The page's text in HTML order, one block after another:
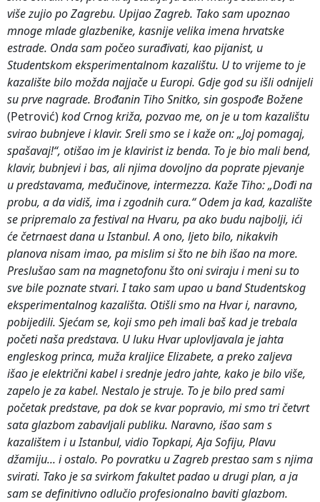
više zujio po Zagrebu. Upijao Zagreb. Tako sam upoznao
mnoge mlade glazbenike, kasnije velika imena hrvatske
estrade. Onda sam počeo surađivati, kao pijanist, u
Studentskom eksperimentalnom kazalištu. U to vrijeme to je
kazalište bilo možda najjače u Europi. Gdje god su išli odnijeli
su prve nagrade. Brođanin Tiho Snitko, sin gospođe Božene
(Petrović)kod Crnog križa, pozvao me, on je u tom kazalištu
svirao bubnjeve i klavir. Sreli smo se i kaže on: „Joj pomagaj,
spašavaj!“, otišao im je klavirist iz benda. To je bio mali bend,
klavir, bubnjevi i bas, ali njima dovoljno da poprate pjevanje
u predstavama, međučinove, intermezza. Kaže Tiho: „Dođi na
probu, a da vidiš, ima i zgodnih cura.“ Odem ja kad, kazalište
se pripremalo za festival na Hvaru, pa ako budu najbolji, ići
će četrnaest dana u Istanbul. A ono, ljeto bilo, nikakvih
planova nisam imao, pa mislim si što ne bih išao na more.
Preslušao sam na magnetofonu što oni sviraju i meni su to
sve bile poznate stvari. I tako sam upao u band Studentskog
eksperimentalnog kazališta. Otišli smo na Hvar i, naravno,
pobijedili. Sjećam se, koji smo peh imali baš kad je trebala
početi naša predstava. U luku Hvar uplovljavala je jahta
engleskog princa, muža kraljice Elizabete, a preko zaljeva
išao je električni kabel i srednje jedro jahte, kako je bilo više,
zapelo je za kabel. Nestalo je struje. To je bilo pred sami
početak predstave, pa dok se kvar popravio, mi smo tri četvrt
sata glazbom zabavljali publiku. Naravno, išao sam s
kazalištem i u Istanbul, vidio Topkapi, Aja Sofiju, Plavu
džamiju... i ostalo. Po povratku u Zagreb prestao sam s njima
svirati. Tako je sa svirkom fakultet padao u drugi plan, a ja
sam se definitivno odlučio profesionalno baviti glazbom.